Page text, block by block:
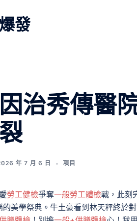
發
治秀傳醫
年 7 月 6 日 項目
勞工健檢爭奪一般勞工體檢戰，此刻
的美學祭典。牛土豪看到林天秤終於